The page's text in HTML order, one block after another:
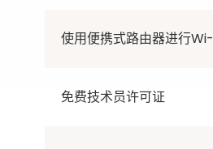
使用便携式路由器进行
免费技术员许可证